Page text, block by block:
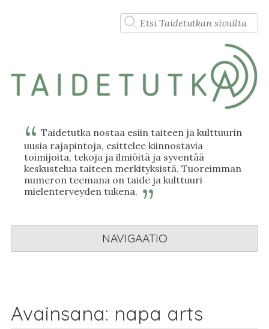
Taidetutka nostaa esiin taiteen ja kulttuurin
uusia rajapintoja, esittelee kiinnostavia
toimijoita, tekoja ja ilmiöitä ja syventää
keskustelua taiteen merkityksistä. Tuoreimman
numeron teemana on taide ja kulttuuri
mielenterveyden tukena.
NAVIGAATIO
Avainsana: napa arts